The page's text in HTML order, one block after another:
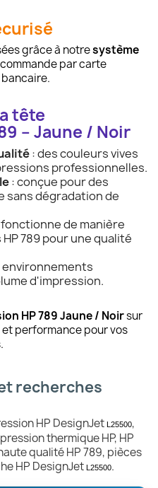
grâce à notresystème
par carte
tête
– Jaune / Noir
: des couleurs vives
professionnelles.
: conçue pour des
sans dégradation de
fonctionne de manière
789 pour une qualité
environnements
d'impression.
HP 789 Jaune / Noirsur
performance pour vos
recherches
HP DesignJet L25500,
thermique HP, HP
qualité HP 789, pièces
HP DesignJet L25500.